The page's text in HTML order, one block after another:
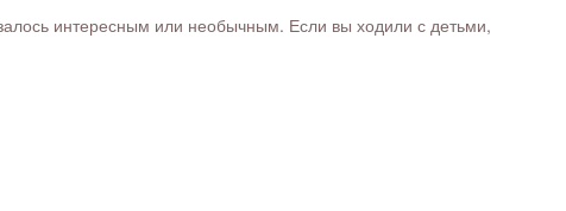
интересным или необычным. Если вы ходили с детьми,